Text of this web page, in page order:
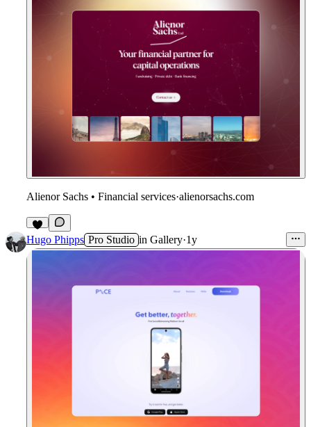
Alienor Sachs • Financial services·alienorsachs.com
2
Hugo Phipps Pro Studio in Gallery·1y